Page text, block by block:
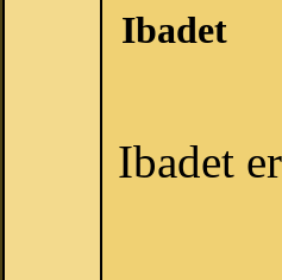
Ibadet
Ibadet